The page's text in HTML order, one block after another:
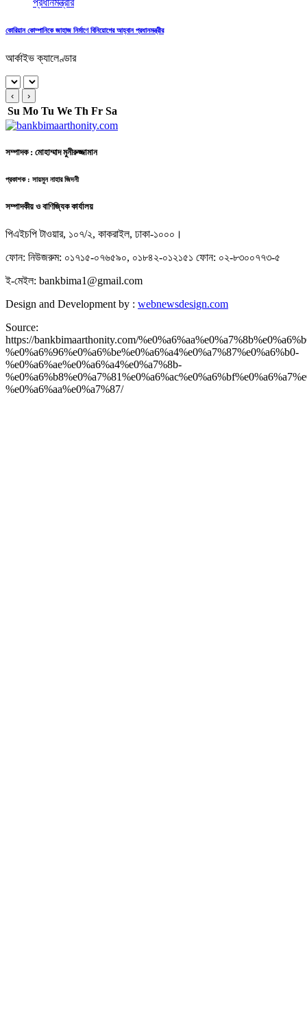
কোরিয়ান কোম্পানিকে জাহাজ নির্মাণে বিনিয়োগের আহ্বান প্রধানমন্ত্রীর
আর্কাইভ ক্যালেণ্ডার
‹ ›
Su Mo Tu We Th Fr Sa
সম্পাদক : মোহাম্মাদ মুনীরুজ্জামান
প্রকাশক : সায়মুন নাহার জিদনী
সম্পাদকীয় ও বাণিজ্যিক কার্যালয়
পিএইচপি টাওয়ার, ১০৭/২, কাকরাইল, ঢাকা-১০০০।
ফোন: নিউজরুম: ০১৭১৫-০৭৬৫৯০, ০১৮৪২-০১২১৫১ ফোন: ০২-৮৩০০৭৭৩-৫
ই-মেইল: bankbima1@gmail.com
Design and Development by : webnewsdesign.com
Source:
https://bankbimaarthonity.com/
%e0%a6%96%e0%a6%be%e0%a6%a4%e0%a7%87%e0%a6%b0-
%e0%a6%ae%e0%a6%a4%e0%a7%8b-
%e0%a6%aa%e0%a7%87/